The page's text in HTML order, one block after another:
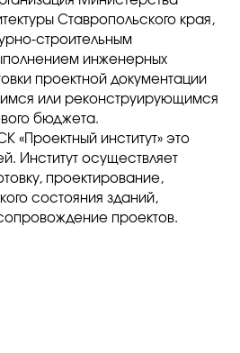
Ставропольского края,
строительным
инженерных
проектной документации
или реконструирующимся
бюджета.
«Проектный институт» это
Институт осуществляет
проектирование,
состояния зданий,
проектов.